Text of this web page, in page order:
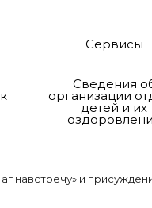
Сервисы
Сведения
организации
детей и их
навстречу» и